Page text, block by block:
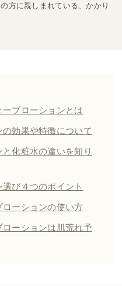
方に親しまれている、かかり
ブローションとは
効果や特徴について
化粧水の違いを知り
び４つのポイント
ーションの使い方
ローションは肌荒れ予